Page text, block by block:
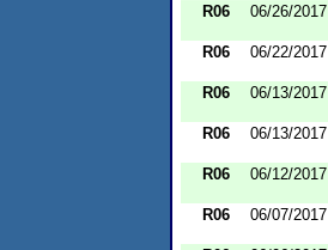
R06 06/26/2017
R06 06/22/2017
R06 06/13/2017
R06 06/13/2017
R06 06/12/2017
R06 06/07/2017